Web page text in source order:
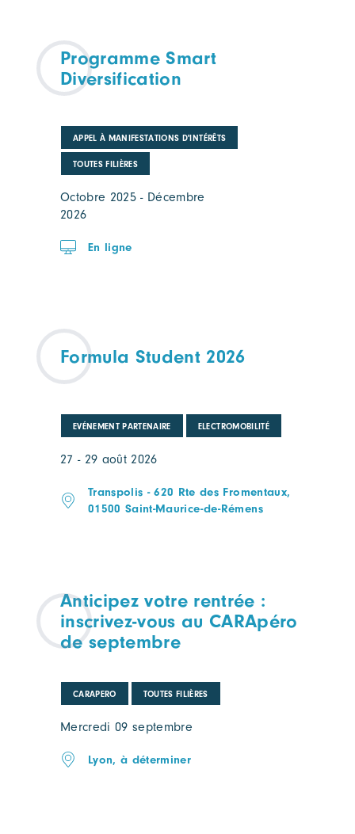
Programme Smart
Diversification
APPEL À MANIFESTATIONS D'INTÉRÊTS
TOUTES FILIÈRES
Octobre 2025 - Décembre
2026
En ligne
Formula Student 2026
EVÉNEMENT PARTENAIRE ELECTROMOBILITÉ
27 - 29 août 2026
Transpolis - 620 Rte des Fromentaux,
01500 Saint-Maurice-de-Rémens
Anticipez votre rentrée :
inscrivez-vous au CARApéro
de septembre
CARAPERO TOUTES FILIÈRES
Mercredi 09 septembre
Lyon, à déterminer